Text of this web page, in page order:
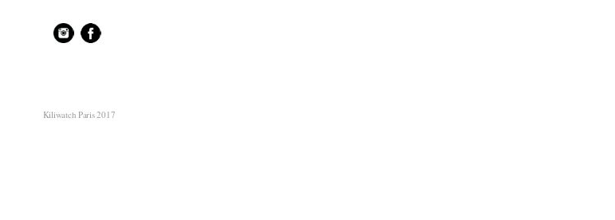
Kiliwatch Paris 2017